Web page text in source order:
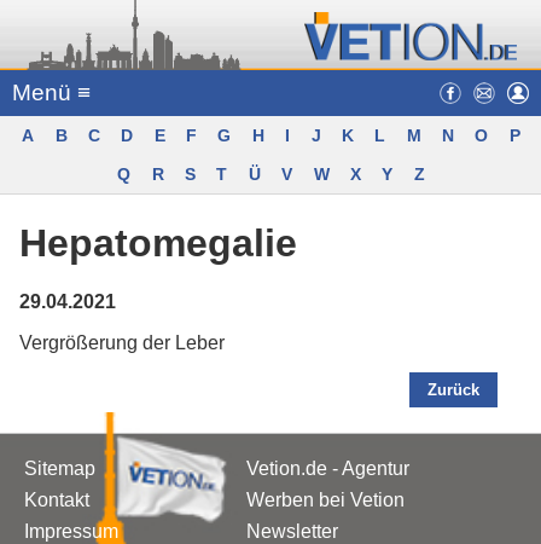
Menü ≡
A B C D E F G H I J K L M N O
P
Q
R S T Ü V W X Y Z
Hepatomegalie
29.04.2021
Vergrößerung der Leber
Zurück
Sitemap
Kontakt
Impressum
Vetion.de - Agentur
Werben bei Vetion
Newsletter